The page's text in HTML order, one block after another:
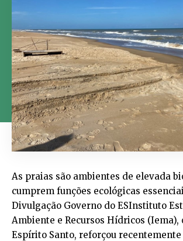
As praias são ambientes de elevada
cumprem funções ecológicas
Divulgação Governo do ESInstituto
Ambiente e Recursos Hídricos (Iema),
Espírito Santo, reforçou